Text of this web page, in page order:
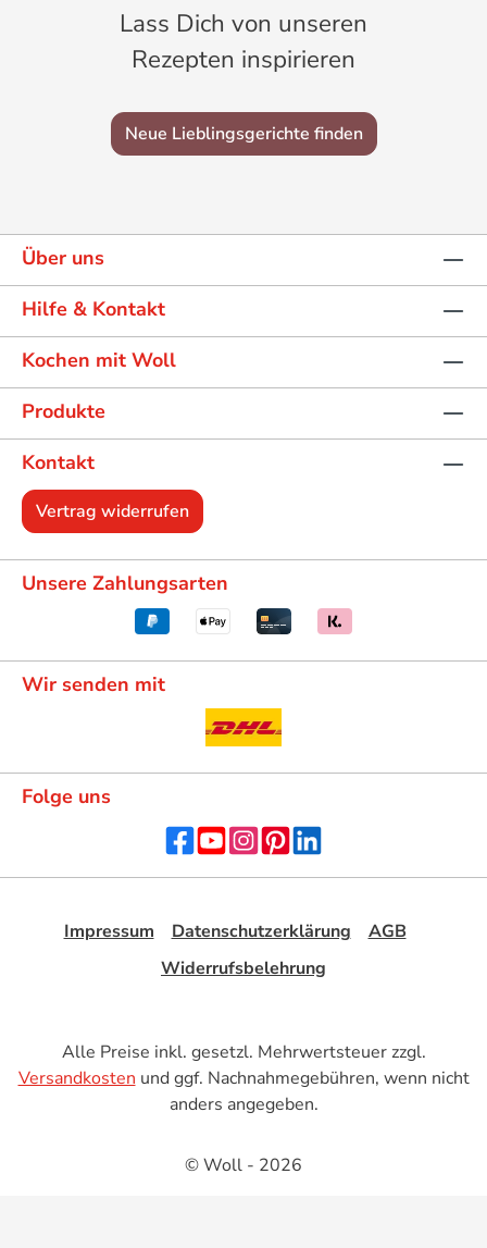
Lass Dich von unseren
Rezepten inspirieren
Neue Lieblingsgerichte finden
Über uns
Hilfe & Kontakt
Kochen mit Woll
Produkte
Kontakt
Vertrag widerrufen
Unsere Zahlungsarten
Wir senden mit
Folge uns
Impressum Datenschutzerklärung
AGB
Widerrufsbelehrung
Alle Preise inkl. gesetzl. Mehrwertsteuer zzgl.
Versandkosten und ggf. Nachnahmegebühren, wenn nicht
anders angegeben.
© Woll - 2026